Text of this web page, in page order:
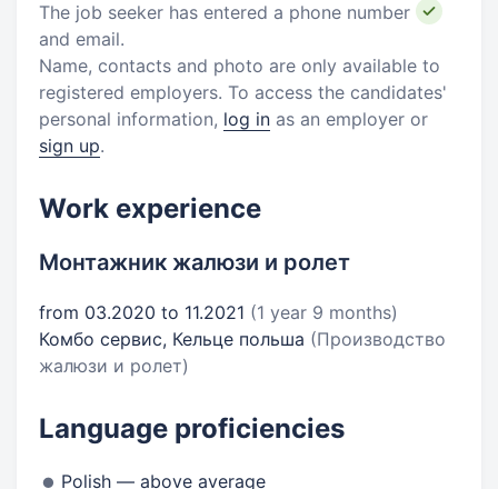
The job seeker has entered a phone number
and email.
Name, contacts and photo are only available to
registered employers. To access the candidates'
personal information, log in as an employer or
sign up.
Work experience
Монтажник жалюзи и ролет
from 03.2020 to 11.2021 (1 year 9 months)
Комбо сервис, Кельце польша (Производство
жалюзи и ролет)
Language proficiencies
Polish — above average